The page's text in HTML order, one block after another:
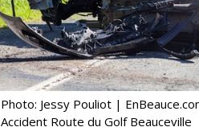
Photo: Jessy Pouliot |
Accident Route du Golf Beauceville